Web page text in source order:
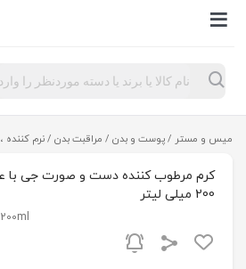
Products
search
میس و مستر /پوست و بدن / مراقبت بدن /نرم
کرم مرطوب کننده دست و صورت جی با
200 میلی لیتر